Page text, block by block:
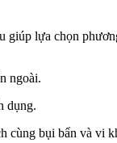
giúp lựa chọn
ngoài.
dụng.
cùng bụi bẩn và vi